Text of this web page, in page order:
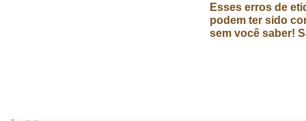
Esses erros de
podem ter sido
sem você saber!